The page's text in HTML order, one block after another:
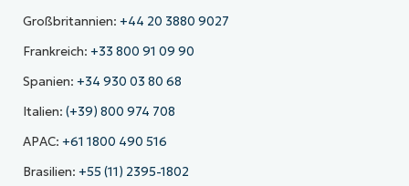
Großbritannien: +44 20 3880 9027
Frankreich: +33 800 91 09 90
Spanien: +34 930 03 80 68
Italien: (+39) 800 974 708
APAC: +61 1800 490 516
Brasilien: +55 (11) 2395-1802